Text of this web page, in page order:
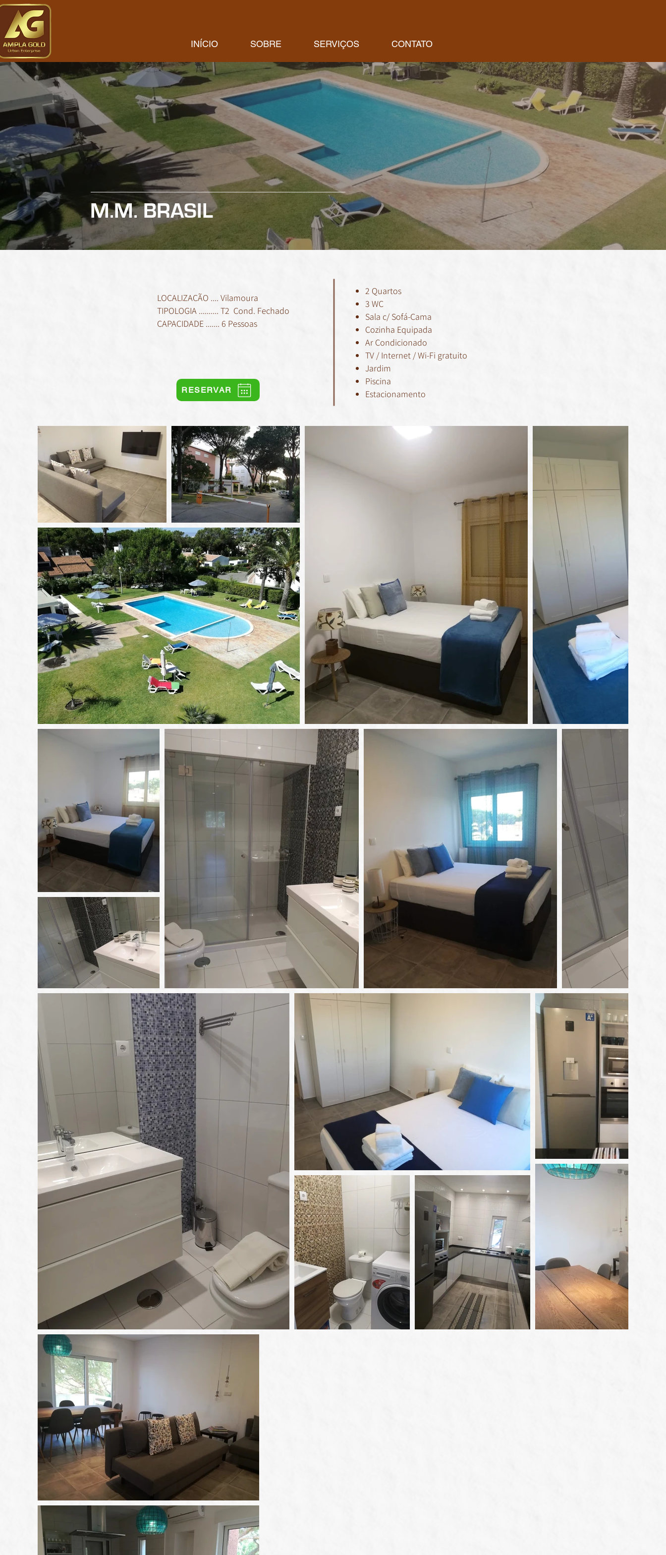
INÍCIO SOBRE SERVIÇOS CONTATO
M.M. BRASIL
LOCALIZAÇÃO .... Vilamoura
TIPOLOGIA .......... T2 Cond. Fechado
CAPACIDADE ....... 6 Pessoas
2 Quartos
3 WC
Sala c/ Sofá-Cama
Cozinha Equipada
Ar Condicionado
TV / Internet / Wi-Fi gratuito
Jardim
Piscina
Estacionamento
RESERVAR